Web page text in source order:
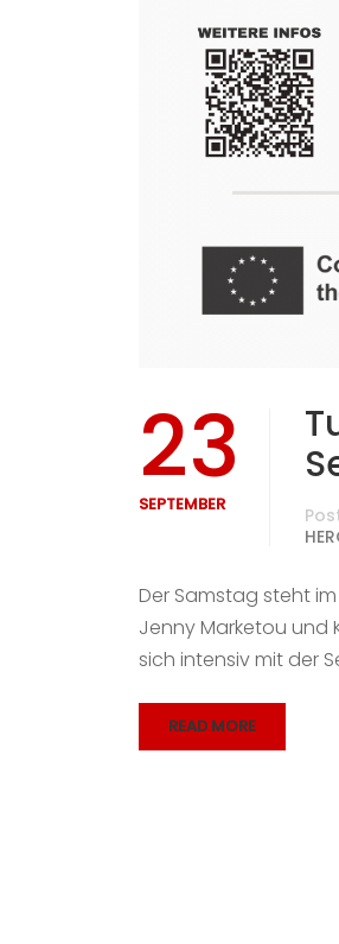
23
SEPTEMBER
Der Samstag steht
Jenny Marketou und
sich intensiv mit der
READ MORE